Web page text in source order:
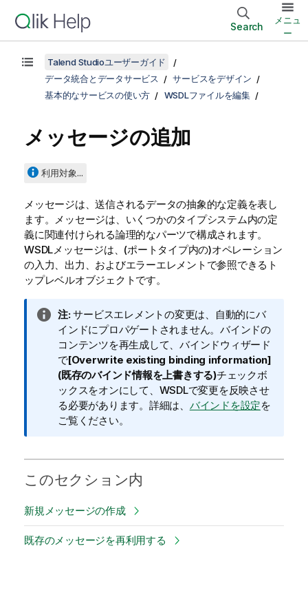
Search
メニュ
ー
Talend Studioユーザーガイド
データ統合とデータサービス
サービスをデザイン
基本的なサービスの使い方
WSDLファイルを編集
メッセージの追加
利用対象...
メッセージは、送信されるデータの抽象的な定義を表し
ます。メッセージは、いくつかのタイプシステム内の定
義に関連付けられる論理的なパーツで構成されます。
WSDLメッセージは、(ポートタイプ内の)オペレーション
の入力、出力、およびエラーエレメントで参照できるト
ップレベルオブジェクトです。
情
報
メ
モ
注:サービスエレメントの変更は、自動的にバ
インドにプロパゲートされません。バインドの
コンテンツを再生成して、バインドウィザード
で[Overwrite existing binding information]
(既存のバインド情報を上書きする)チェックボ
ックスをオンにして、WSDLで変更を反映させ
る必要があります。詳細は、 バインドを設定を
ご覧ください。
このセクション内
新規メッセージの作成
既存のメッセージを再利用する